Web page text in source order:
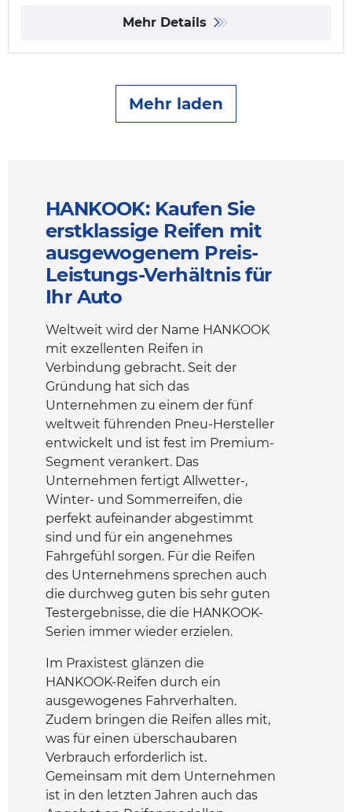
Mehr Details
Mehr laden
HANKOOK: Kaufen Sie
erstklassige Reifen mit
ausgewogenem Preis-
Leistungs-Verhältnis für
Ihr Auto
Weltweit wird der Name HANKOOK
mit exzellenten Reifen in
Verbindung gebracht. Seit der
Gründung hat sich das
Unternehmen zu einem der fünf
weltweit führenden Pneu-Hersteller
entwickelt und ist fest im Premium-
Segment verankert. Das
Unternehmen fertigt Allwetter-,
Winter- und Sommerreifen, die
perfekt aufeinander abgestimmt
sind und für ein angenehmes
Fahrgefühl sorgen. Für die Reifen
des Unternehmens sprechen auch
die durchweg guten bis sehr guten
Testergebnisse, die die HANKOOK-
Serien immer wieder erzielen.
Im Praxistest glänzen die
HANKOOK-Reifen durch ein
ausgewogenes Fahrverhalten.
Zudem bringen die Reifen alles mit,
was für einen überschaubaren
Verbrauch erforderlich ist.
Gemeinsam mit dem Unternehmen
ist in den letzten Jahren auch das